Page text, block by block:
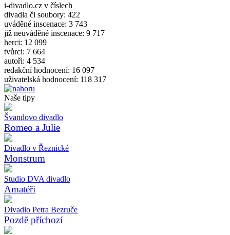
i-divadlo.cz v číslech
divadla či soubory: 422
uváděné inscenace: 3 743
již neuváděné inscenace: 9 717
herci: 12 099
tvůrci: 7 664
autoři: 4 534
redakční hodnocení: 16 097
uživatelská hodnocení: 118 317
Naše tipy
Švandovo divadlo
Romeo a Julie
Divadlo v Řeznické
Monstrum
Studio DVA divadlo
Amatéři
Divadlo Petra Bezruče
Pozdě příchozí